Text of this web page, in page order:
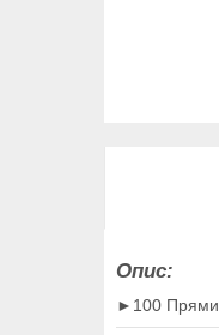
Опис:
►100